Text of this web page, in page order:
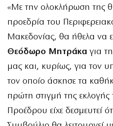
«Με την ολοκλήρωση της
προεδρία του
Μακεδονίας, θα ήθελα να
Θεόδωρο Μητράκα για
μας και, κυρίως, για τον
τον οποίο άσκησε τα
πρώτη στιγμή της
Προέδρου είχε δεσμευτεί